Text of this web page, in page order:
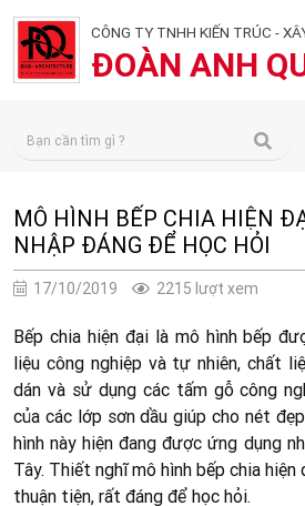
CÔNG TY TNHH KIẾN TRÚC -
ĐOÀN ANH
MÔ HÌNH BẾP CHIA HIỆN
NHẬP ĐÁNG ĐỂ HỌC HỎI
17/10/2019 2215 lượt xem
Bếp chia hiện đại là mô hình bếp
liệu công nghiệp và tự nhiên, chất
dán và sử dụng các tấm gỗ công
của các lớp sơn dầu giúp cho nét
hình này hiện đang được ứng dụng
Tây. Thiết nghĩ mô hình bếp chia hiện
thuận tiện, rất đáng để học hỏi.